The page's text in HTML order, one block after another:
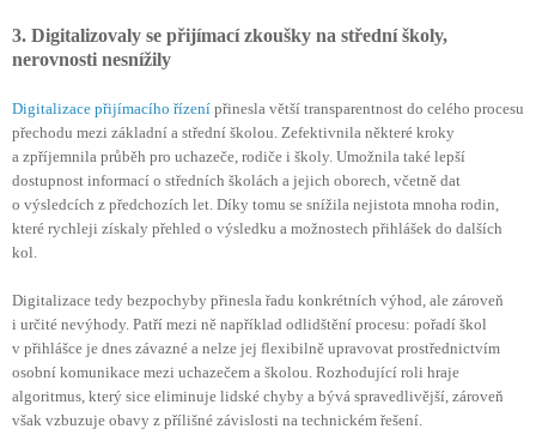
3. Digitalizovaly se přijímací zkoušky na střední školy,
nerovnosti nesnížily
Digitalizace přijímacího řízení přinesla větší transparentnost do celého procesu
přechodu mezi základní a střední školou. Zefektivnila některé kroky
a zpříjemnila průběh pro uchazeče, rodiče i školy. Umožnila také lepší
dostupnost informací o středních školách a jejich oborech, včetně dat
o výsledcích z předchozích let. Díky tomu se snížila nejistota mnoha rodin,
které rychleji získaly přehled o výsledku a možnostech přihlášek do dalších
kol.
Digitalizace tedy bezpochyby přinesla řadu konkrétních výhod, ale zároveň
i určité nevýhody. Patří mezi ně například odlidštění procesu: pořadí škol
v přihlášce je dnes závazné a nelze jej flexibilně upravovat prostřednictvím
osobní komunikace mezi uchazečem a školou. Rozhodující roli hraje
algoritmus, který sice eliminuje lidské chyby a bývá spravedlivější, zároveň
však vzbuzuje obavy z přílišné závislosti na technickém řešení.